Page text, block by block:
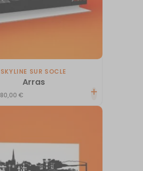
SKYLINE SUR SOCLE
Arras
80,00€